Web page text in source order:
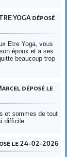
YOGA déposé
Etre Yoga, vous
époux et a ses
beaucoup trop
déposé le
et sommes de tout
difficile.
le 24-02-2026